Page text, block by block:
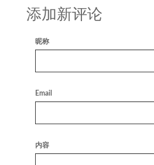
添加新评论
昵称
Email
内容